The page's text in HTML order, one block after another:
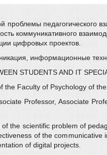
проблемы педагогического
коммуникативного
цифровых проектов.
информационные
STUDENTS AND IT
Faculty of Psychology of
Professor, Associate
the scientific problem of
of the
of digital projects.